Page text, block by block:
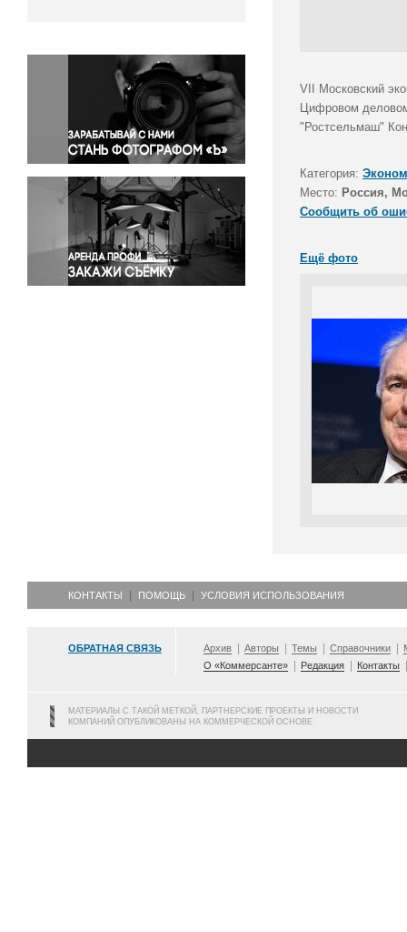
Окружающая среда
Политика
Правосудие
Происшествия и конфликты
Религия
Светская жизнь
Спорт
Экология
Экономика и бизнес
VII Московский
Цифровом
"Ростсельмаш"
Категория:
Место: Россия,
Сообщить об
Ещё фото
КОНТАКТЫ ПОМОЩЬ УСЛОВИЯ ИСПОЛЬЗОВАНИЯ
ОБРАТНАЯ СВЯЗЬ Архив Авторы Темы Справочники
О «Коммерсанте»
Редакция Контакты
МАТЕРИАЛЫ С ТАКОЙ МЕТКОЙ, ПАРТНЕРСКИЕ ПРОЕКТЫ И НОВОСТИ
КОМПАНИЙ ОПУБЛИКОВАНЫ НА КОММЕРЧЕСКОЙ ОСНОВЕ